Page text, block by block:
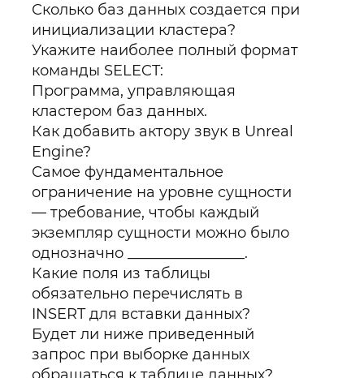
Сколько баз данных создается при
инициализации кластера?
Укажите наиболее полный формат
команды SELECT:
Программа, управляющая
кластером баз данных.
Как добавить актору звук в Unreal
Engine?
Самое фундаментальное
ограничение на уровне сущности
— требование, чтобы каждый
экземпляр сущности можно было
однозначно ________________.
Какие поля из таблицы
обязательно перечислять в
INSERT для вставки данных?
Будет ли ниже приведенный
запрос при выборке данных